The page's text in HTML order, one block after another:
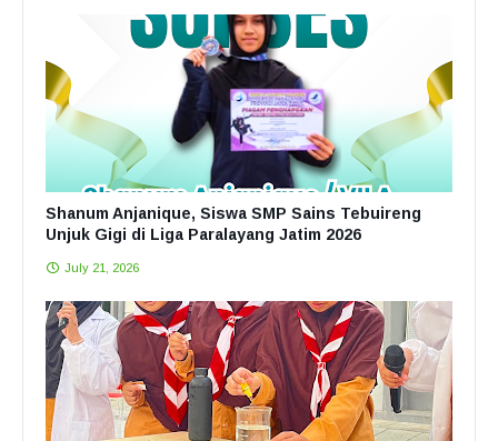
Shanum Anjanique, Siswa SMP Sains Tebuireng
Unjuk Gigi di Liga Paralayang Jatim 2026
July 21, 2026